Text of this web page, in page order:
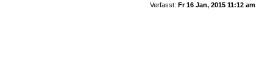
Verfasst: Fr 16 Jan, 2015 11:12 am